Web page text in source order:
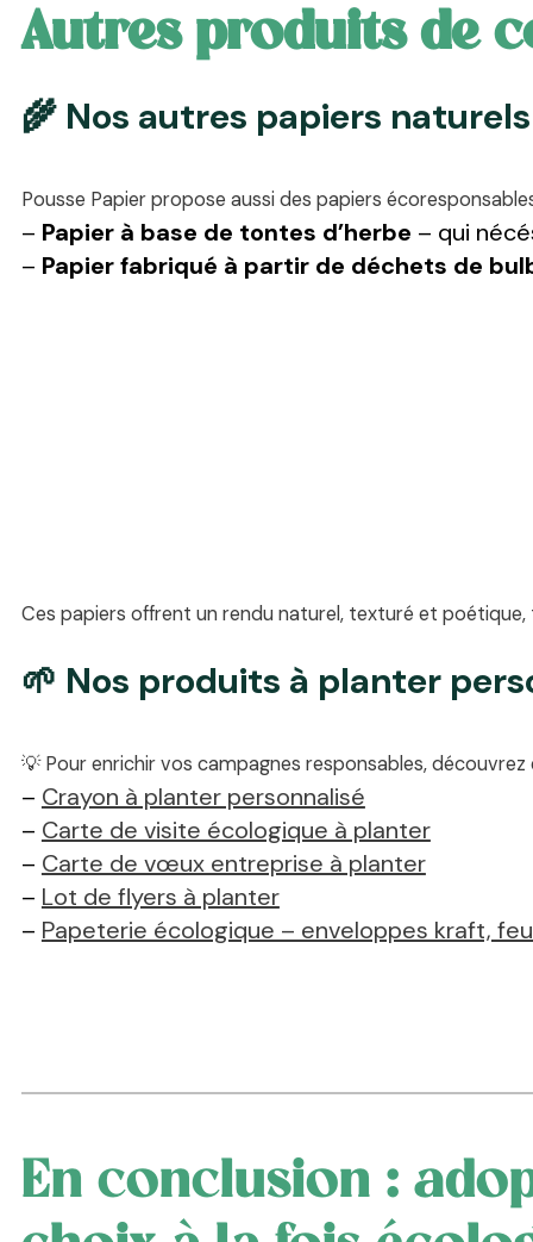
Autres produits de
🌾 Nos autres papiers naturels
Pousse Papier propose aussi des papiers
– Papier à base de tontes d’herbe – qui
– Papier fabriqué à partir de déchets de
Ces papiers offrent un rendu naturel, texturé et
🌱 Nos produits à planter
💡 Pour enrichir vos campagnes responsables, découvrez
– Crayon à planter personnalisé
– Carte de visite écologique à planter
– Carte de vœux entreprise à planter
– Lot de flyers à planter
– Papeterie écologique – enveloppes kraft,
En conclusion :